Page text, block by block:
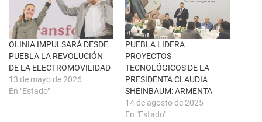
u
n
a
e
n
t
a
n
a
n
u
c
e
o
o
k
(
S
e
a
b
OLINIA IMPULSARÁ DESDE
PUEBLA LA REVOLUCIÓN
DE LA ELECTROMOVILIDAD
13 de mayo de 2026
En "Estado"
PUEBLA LIDERA
PROYECTOS
TECNOLÓGICOS DE LA
PRESIDENTA CLAUDIA
SHEINBAUM: ARMENTA
14 de agosto de 2025
En "Estado"